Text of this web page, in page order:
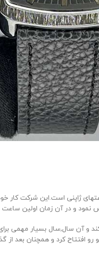
رو افتتاح کرد و همچنان